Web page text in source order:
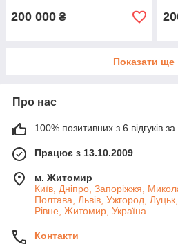
200 000 ₴
Показати ще
Про нас
100% позитивних з 6 відгуків за
Працює з 13.10.2009
м. Житомир
Київ, Дніпро, Запоріжжя,
Полтава, Львів, Ужгород,
Рівне, Житомир, Україна
Контакти